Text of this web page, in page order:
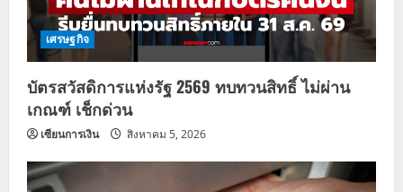
เศรษฐกิจ
บัตรสวัสดิการแห่งรัฐ 2569 ทบทวนสิทธิ์ ไม่ผ่าน
เกณฑ์ เช็กด่วน
เซียนการเงิน สิงหาคม 5, 2026